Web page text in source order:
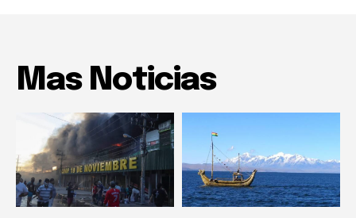
Mas Noticias